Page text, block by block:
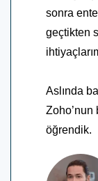
sonra
geçtikten
Aslında
öğrendik.